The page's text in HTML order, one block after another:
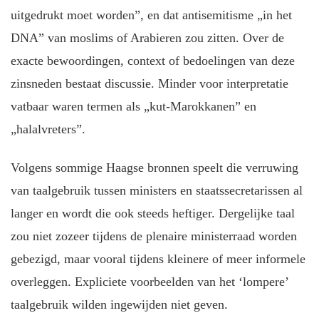
uitgedrukt moet worden”, en dat antisemitisme „in het
DNA” van moslims of Arabieren zou zitten. Over de
exacte bewoordingen, context of bedoelingen van deze
zinsneden bestaat discussie. Minder voor interpretatie
vatbaar waren termen als „kut-Marokkanen” en
„halalvreters”.
Volgens sommige Haagse bronnen speelt die verruwing
van taalgebruik tussen ministers en staatssecretarissen al
langer en wordt die ook steeds heftiger. Dergelijke taal
zou niet zozeer tijdens de plenaire ministerraad worden
gebezigd, maar vooral tijdens kleinere of meer informele
overleggen. Expliciete voorbeelden van het ‘lompere’
taalgebruik wilden ingewijden niet geven.